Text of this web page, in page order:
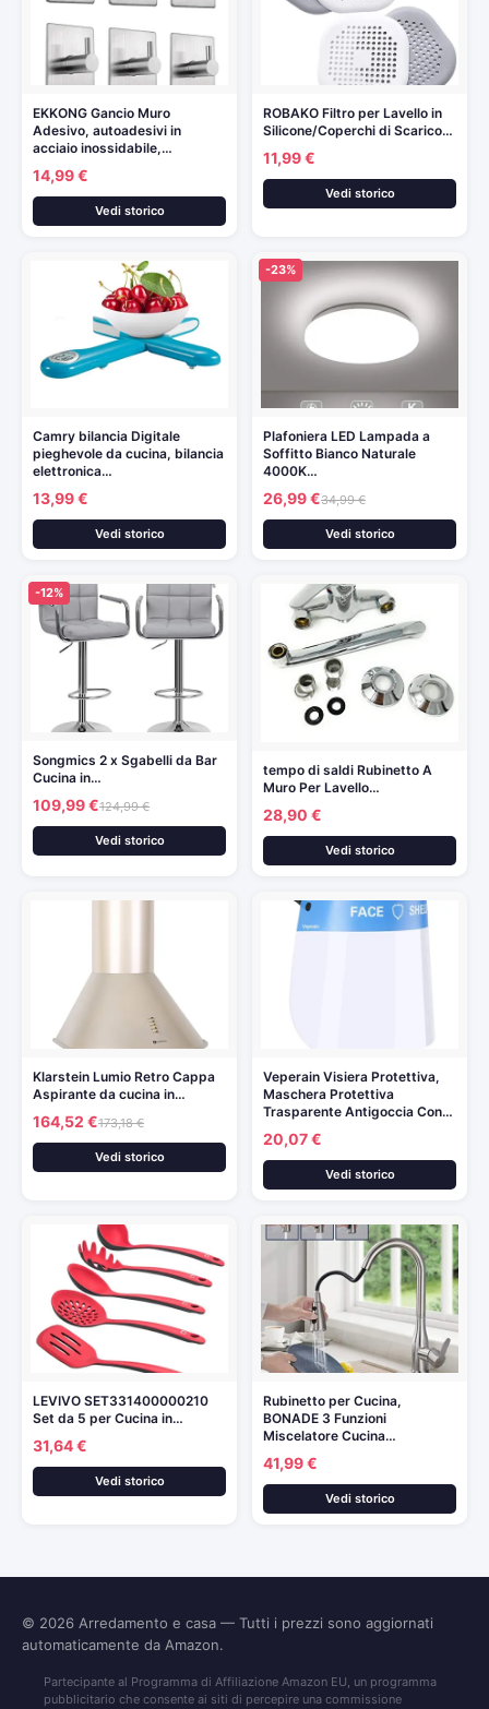
EKKONG Gancio Muro
Adesivo, autoadesivi in
acciaio inossidabile,…
14,99 €
Vedi storico
ROBAKO Filtro per Lavello in
Silicone/Coperchi di Scarico…
11,99 €
Vedi storico
Camry bilancia Digitale
pieghevole da cucina, bilancia
elettronica…
13,99 €
Vedi storico
-23%
Plafoniera LED Lampada a
Soffitto Bianco Naturale
4000K…
26,99 €34,99 €
Vedi storico
-12%
Songmics 2 x Sgabelli da Bar
Cucina in…
109,99 €124,99 €
Vedi storico
tempo di saldi Rubinetto A
Muro Per Lavello…
28,90 €
Vedi storico
Klarstein Lumio Retro Cappa
Aspirante da cucina in…
164,52 €173,18 €
Vedi storico
Veperain Visiera Protettiva,
Maschera Protettiva
Trasparente Antigoccia Con…
20,07 €
Vedi storico
LEVIVO SET331400000210
Set da 5 per Cucina in…
31,64 €
Vedi storico
Rubinetto per Cucina,
BONADE 3 Funzioni
Miscelatore Cucina…
41,99 €
Vedi storico
© 2026 Arredamento e casa — Tutti i prezzi sono aggiornati
automaticamente da Amazon.
Partecipante al Programma di Affiliazione Amazon EU, un programma
pubblicitario che consente ai siti di percepire una commissione